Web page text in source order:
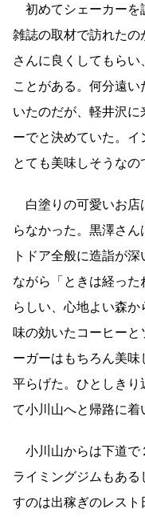
初めてシェーカーを
雑誌の取材で訪れた
さんに良くしてもら
ことがある。何分遠
いたのだが、軽井沢
ーでと決めていた。
とても美味しそうなの
白塗りの可愛いお店
らなかった。黒澤さ
トドア全般に造詣が
ながら「ときは経っ
らしい、心地よい森
味の効いたコーヒー
ーガーはもちろん美
平らげた。ひとしき
て小川山へと帰路に着
小川山からは下道で
ライミングジムもあ
すのは出稼ぎのレスト